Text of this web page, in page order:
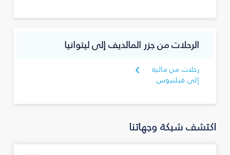
الرحلات من جزر المالديف إلى ليتوانيا
رحلات من ماليه
إلى فيلنيوس
اكتشف شبكة وجهاتنا